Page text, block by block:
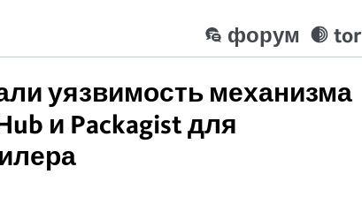
tor
форум
уязвимость механизма
и Packagist для